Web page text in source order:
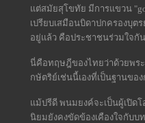
แต่สมัยสุโขทัย มีการแขวน
เปรียบเสมือนบิดาปกครองบุต
อยู่แล้ว คือประชาชนร่วมใจกั
นี่คือทฤษฎีของไทยว่าด้วยพร
กษัตริย์เช่นนี้เองที่เป็นฐานข
แม้ปรีดี พนมยงค์จะเป็นผู้เปิด
นิยมยังคงขัดข้องเคืองใจกับบ